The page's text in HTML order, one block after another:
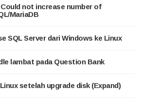
not increase number of
MariaDB
SQL Server dari Windows ke Linux
lambat pada Question Bank
setelah upgrade disk (Expand)